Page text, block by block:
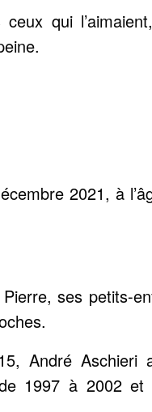
qui
2021, à
ses petits-
André Aschieri
1997 à 2002 et